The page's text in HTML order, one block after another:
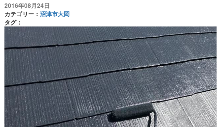
2016年08月24日
カテゴリー： 沼津市大岡
タグ：